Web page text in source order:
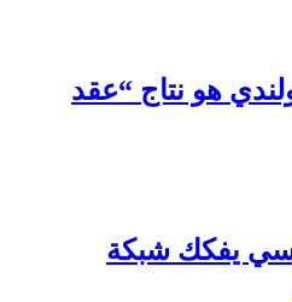
هو نتاج “عقد
يفكك شبكة